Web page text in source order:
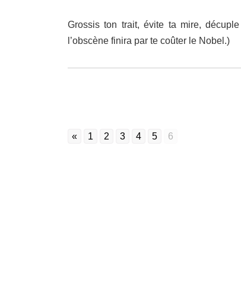
Grossis ton trait, évite ta mire,
l’obscène finira par te coûter le Nobel.)
« 1 2 3 4 5 6